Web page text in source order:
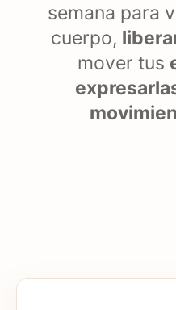
semana para
cuerpo,
mover tus